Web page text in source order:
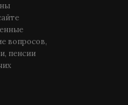
вопросов,
пенсии